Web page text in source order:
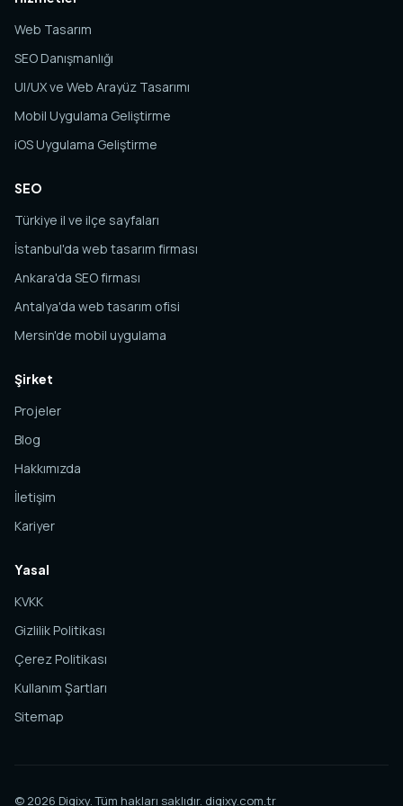
Web Tasarım
SEO Danışmanlığı
UI/UX ve Web Arayüz Tasarımı
Mobil Uygulama Geliştirme
iOS Uygulama Geliştirme
SEO
Türkiye il ve ilçe sayfaları
İstanbul'da web tasarım firması
Ankara'da SEO firması
Antalya'da web tasarım ofisi
Mersin'de mobil uygulama
Şirket
Projeler
Blog
Hakkımızda
İletişim
Kariyer
Yasal
KVKK
Gizlilik Politikası
Çerez Politikası
Kullanım Şartları
Sitemap
© 2026 Digixy. Tüm hakları saklıdır. digixy.com.tr